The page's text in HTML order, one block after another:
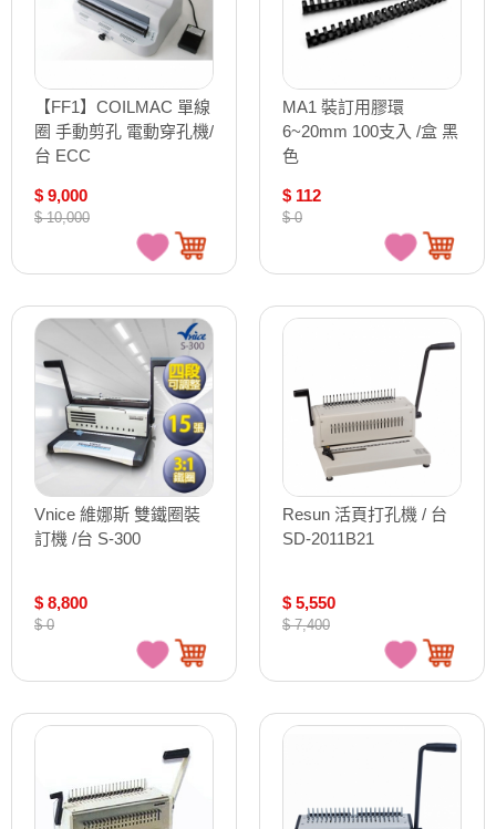
【FF1】COILMAC 單線
圈 手動剪孔 電動穿孔機/
台 ECC
$ 9,000
$ 10,000
MA1 裝訂用膠環
6~20mm 100支入 /盒 黑
色
$ 112
$ 0
Vnice 維娜斯 雙鐵圈裝
訂機 /台 S-300
$ 8,800
$ 0
Resun 活頁打孔機 / 台
SD-2011B21
$ 5,550
$ 7,400